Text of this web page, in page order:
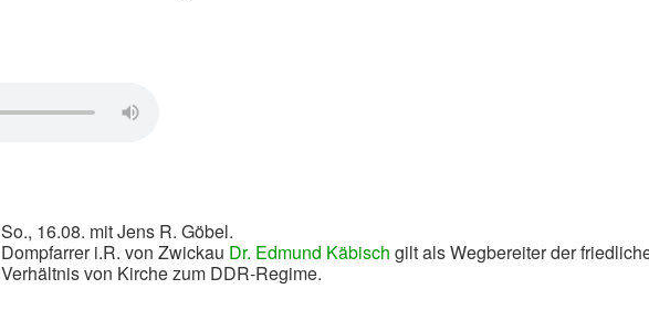
So., 16.08. mit Jens R. Göbel.
Dompfarrer i.R. von Zwickau Dr. Edmund Käbisch gilt als Wegbereiter der
Verhältnis von Kirche zum DDR-Regime.